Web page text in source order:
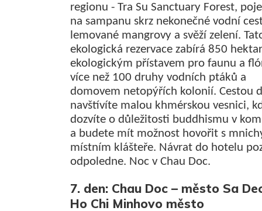
regionu - Tra Su Sanctuary Forest,
na sampanu skrz nekonečné vodní
lemované mangrovy a svěží zelení.
ekologická rezervace zabírá 850
ekologickým přístavem pro faunu a
více než 100 druhy vodních ptáků a
domovem netopýřích kolonií. Cestou
navštívíte malou khmérskou vesnici,
dozvíte o důležitosti buddhismu v
a budete mít možnost hovořit s
místním klášteře. Návrat do hotelu
odpoledne. Noc v Chau Doc.
7. den: Chau Doc – město Sa
Ho Chi Minhovo město